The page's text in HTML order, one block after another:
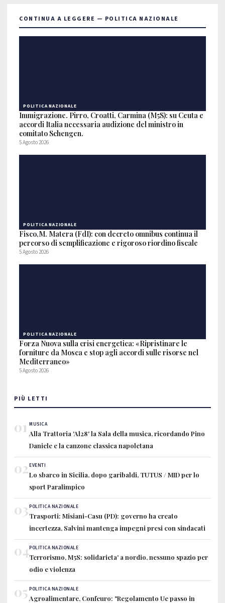
CONTINUA A LEGGERE — POLITICA NAZIONALE
POLITICA NAZIONALE
Immigrazione. Pirro, Croatti, Carmina (M5S): su Ceuta e
accordi Italia necessaria audizione del ministro in
comitato Schengen.
5 Agosto 2026
POLITICA NAZIONALE
Fisco,M. Matera (FdI): con decreto omnibus continua il
percorso di semplificazione e rigoroso riordino fiscale
5 Agosto 2026
POLITICA NAZIONALE
Forza Nuova sulla crisi energetica: «Ripristinare le
forniture da Mosca e stop agli accordi sulle risorse nel
Mediterraneo»
5 Agosto 2026
PIÙ LETTI
01 MUSICA
Alla Trattoria 'Al28' la Sala della musica, ricordando Pino
Daniele e la canzone classica napoletana
02EVENTI
Lo sbarco in Sicilia, dopo garibaldi, TUTUS / MID per lo
sport Paralimpico
03POLITICA NAZIONALE
Trasporti: Misiani-Casu (PD): governo ha creato
incertezza, Salvini mantenga impegni presi con sindacati
04POLITICA NAZIONALE
Terrorismo, M5S: solidarieta' a nordio, nessuno spazio per
odio e violenza
05 POLITICA NAZIONALE
Agroalimentare, Confeuro: "Regolamento Ue passo in